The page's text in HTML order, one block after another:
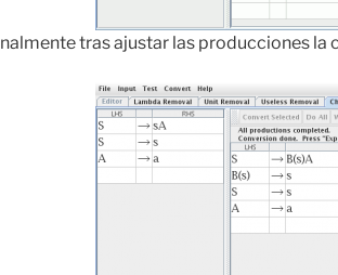
tras ajustar las producciones la